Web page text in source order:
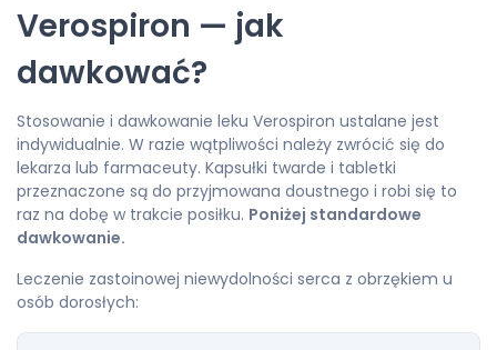
Verospiron — jak
dawkować?
Stosowanie i dawkowanie leku Verospiron ustalane jest
indywidualnie. W razie wątpliwości należy zwrócić się do
lekarza lub farmaceuty. Kapsułki twarde i tabletki
przeznaczone są do przyjmowana doustnego i robi się to
raz na dobę w trakcie posiłku. Poniżej standardowe
dawkowanie.
Leczenie zastoinowej niewydolności serca z obrzękiem u
osób dorosłych: